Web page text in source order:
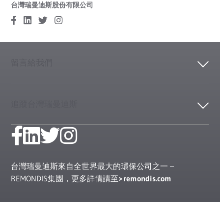
台灣瑞曼迪斯股份有限公司
台灣瑞曼迪斯來自全世界最大的環保公司之一 –
REMONDIS集團，更多詳情請至 remondis.com